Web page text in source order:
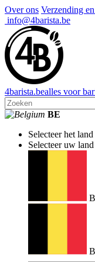
Over ons Verzending
info@4barista.be
4barista.bealles voor
BE
Selecteer het
Selecteer uw